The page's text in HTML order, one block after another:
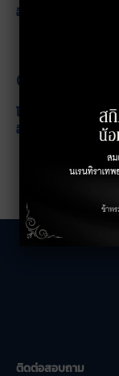
อีเมล:
ติดต่อเช่าพื้
อีเมล:
ติดต่อสอบถาม